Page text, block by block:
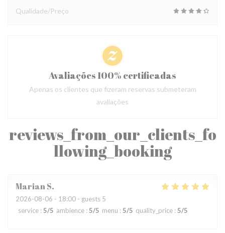
reviews_from_our_clients_fo
llowing_booking
MarianS
2026-08-06 - 18:00 - guests 5
service : 5/5 ambience : 5/5 menu : 5/5 quality_price : 5/5
Qualidade/Preço
Avaliações 100% certificadas
Apenas os clientes que fizeram reservas submeteram
avaliações